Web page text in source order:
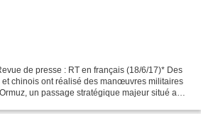
de presse : RT en français (18/6/17)* Des
chinois ont réalisé des manœuvres militaires
un passage stratégique majeur situé au